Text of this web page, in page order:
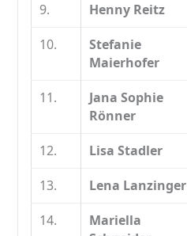
9. Henny Reitz
10.
Stefanie
Maierhofer
11.
Jana Sophie
Rönner
12. Lisa Stadler
13.
Lena Lanzinger
14.
Mariella